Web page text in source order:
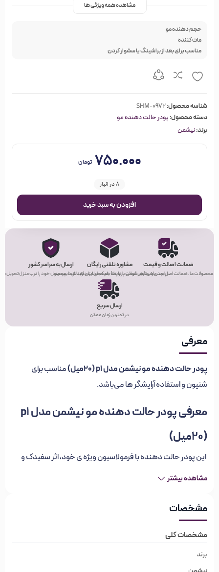
مشاهده همه ویژگی ها
حجم دهنده مو
مات کننده
مناسب برای بعد از براشینگ یا سشوار کردن
شناسه محصول:SHM-0972
دسته محصول:پودر حالت دهنده مو
برند:نیشمن
۷۵۰.۰۰۰ تومان
8 در انبار
افزودن به سبد خرید
ضمانت اصالت و قیمت
محصولات ما، ضمانت اصل بودن و بهترین قیمت را دارند!
مشاوره تلفنی رایگان
راحت باشید! هر سوالی در رابطه با محصولات دارید، از ما بپرسید.
ارسال به سراسر کشور
هر کجای ایران که باشید، محصول خود را درب منزل تحویل
ارسال سریع
در کمترین زمان ممکن
معرفی
پودر حالت دهنده مو نیشمن مدل p1 (20میل)
مناسب برای
شنیون و استفاده آرایشگر ها می‌باشد.
معرفی پودر حالت دهنده مو نیشمن مدل p1
(20میل)
این پودر حالت دهنده با فرمولاسیون ویژه ی خود، اثر سفیدک و
چربی بر روی مو برجای نمیگذارد و باعث ایجاد ظاهری مات شده و
موهای لخت و کم حجم را به راحتی خوش حالت کنید و ظاهری پر
ویژگی‌های پودر حالت دهنده مو نیشمن مدل p1
(20میل)
مشاهده بیشتر
مشخصات
مشخصات کلی
برند